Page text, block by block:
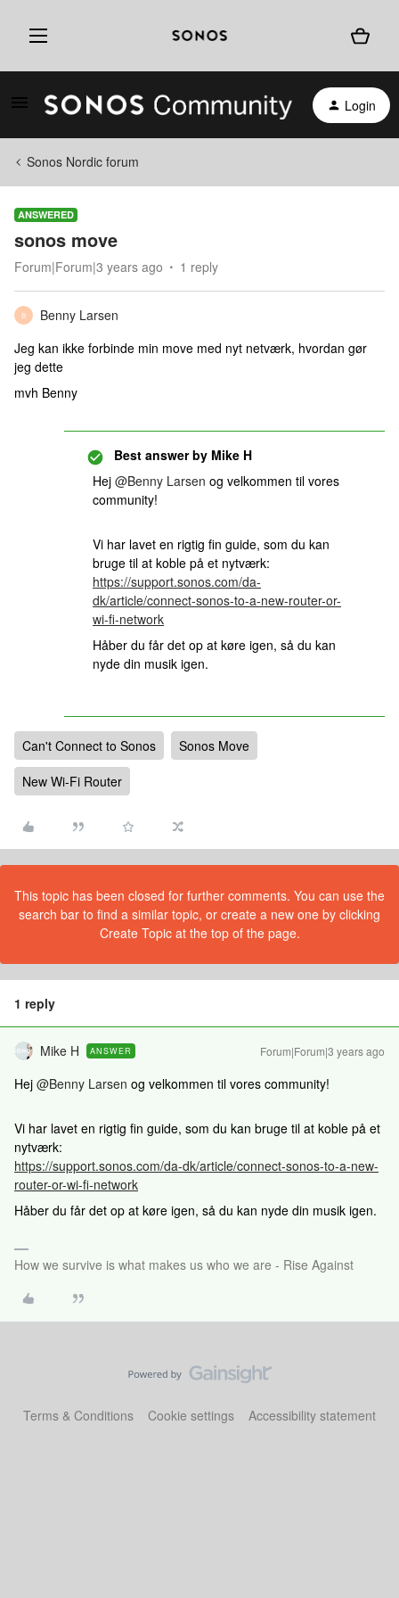
Login
Sonos Nordic forum
ANSWERED
sonos move
Forum|Forum|3 years ago 1 reply
B
Benny Larsen
Jeg kan ikke forbinde min move med nyt netværk, hvordan gør
jeg dette
mvh Benny
Best answer by Mike H
Hej @Benny Larsen og velkommen til vores
community!
Vi har lavet en rigtig fin guide, som du kan
bruge til at koble på et nytværk:
https://support.sonos.com/da-
dk/article/connect-sonos-to-a-new-router-or-
wi-fi-network
Håber du får det op at køre igen, så du kan
nyde din musik igen.
Can't Connect to Sonos
Sonos Move
New Wi-Fi Router
This topic has been closed for further comments. You can use the
search bar to find a similar topic, or create a new one by clicking
Create Topic at the top of the page.
1 reply
Mike H ANSWER Forum|Forum|3 years ago
Hej @Benny Larsen og velkommen til vores community!
Vi har lavet en rigtig fin guide, som du kan bruge til at koble på et
nytværk:
https://support.sonos.com/da-dk/article/connect-sonos-to-a-new-
router-or-wi-fi-network
Håber du får det op at køre igen, så du kan nyde din musik igen.
How we survive is what makes us who we are - Rise Against
Terms & Conditions Cookie settings Accessibility statement